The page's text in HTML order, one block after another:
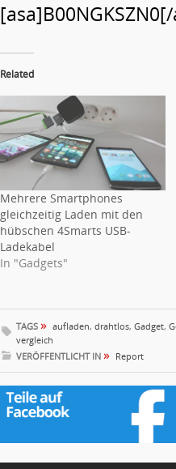
Related
Mehrere Smartphones
gleichzeitig Laden mit den
hübschen 4Smarts USB-
Ladekabel
In "Gadgets"
TAGS » aufladen, drahtlos, Gadget,
vergleich
VERÖFFENTLICHT IN » Report